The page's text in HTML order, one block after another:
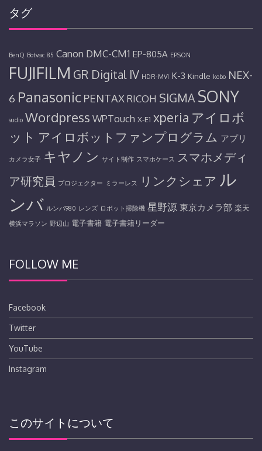
タグ
BenQ Botvac 85 Canon DMC-CM1 EP-805A EPSON
FUJIFILM GR Digital IV HDR-MV1 K-3 Kindle kobo NEX-
6 Panasonic PENTAXRICOH SIGMA SONY
sudio Wordpress WPTouch X-E1 xperia アイロボ
ット アイロボットファンプログラム アプリ
カメラ女子 キヤノン サイト制作 スマホケース スマホメディ
ア研究員 プロジェクター ミラーレス リンクシェア ル
ンバ ルンバ980 レンズ ロボット掃除機 星野源 東京カメラ部 楽天
横浜マラソン 野辺山 電子書籍 電子書籍リーダー
FOLLOW ME
Facebook
Twitter
YouTube
Instagram
このサイトについて